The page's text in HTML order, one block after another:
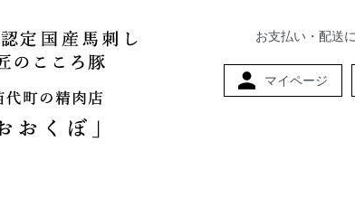
お支払い・配送
マイページ